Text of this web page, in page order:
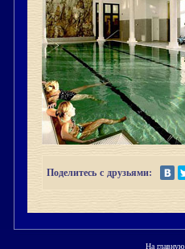
Поделитесь с друзьями:
На главную